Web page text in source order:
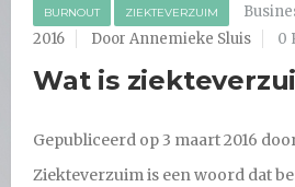
BURNOUT ZIEKTEVERZUIM
2016
Door Annemieke Sluis 0
Wat is
Gepubliceerd op 3 maart 2016
Ziekteverzuim is een woord dat